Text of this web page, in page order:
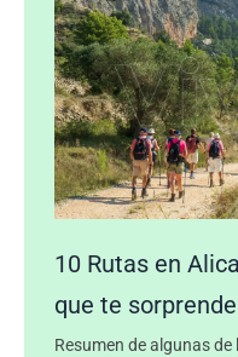
10 Rutas en
que te
Resumen de algunas